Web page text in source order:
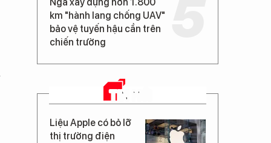
km "hành lang chống UAV"
bảo vệ tuyến hậu cần trên
chiến trường
TIN MỚI
Liệu Apple có bỏ lỡ
thị trường điện